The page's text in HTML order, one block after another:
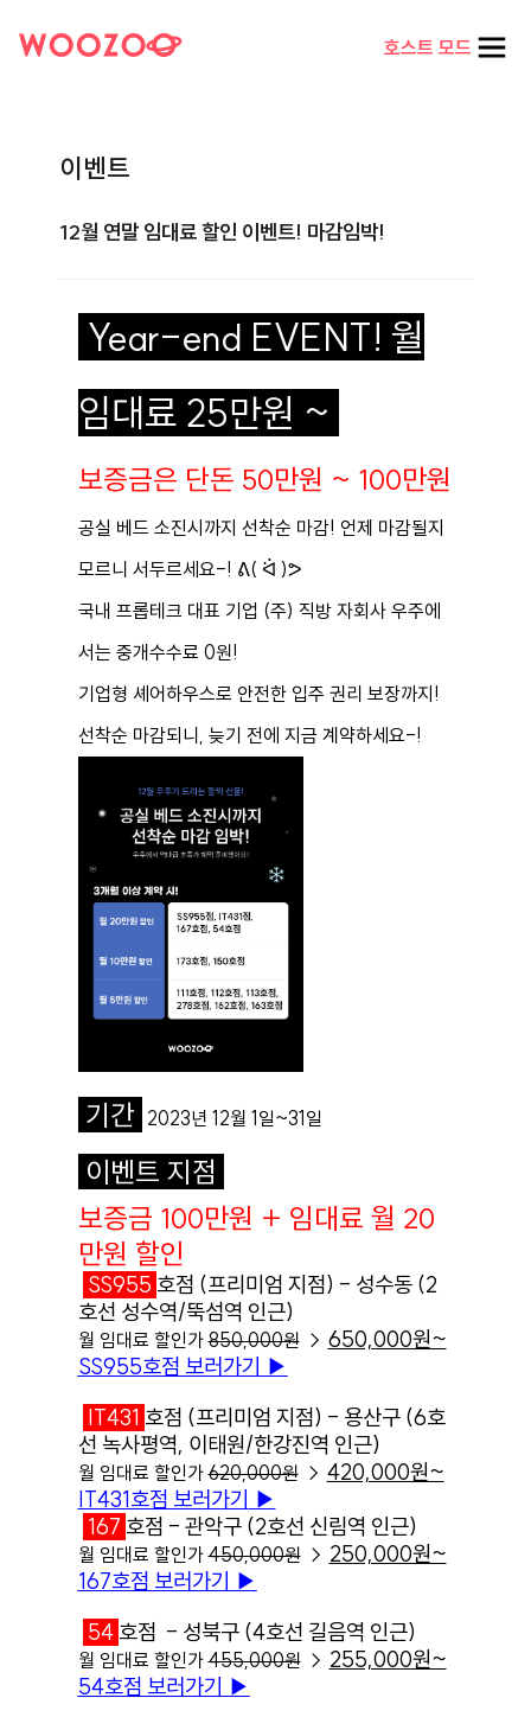
호스트 모드
이벤트
12월 연말 임대료 할인 이벤트! 마감임박!
Year-end EVENT! 월
임대료 25만원 ~
보증금은 단돈 50만원 ~ 100만원
공실 베드 소진시까지 선착순 마감! 언제 마감될지
모르니 서두르세요-! ᕕ( ᐛ )ᕗ
국내 프롭테크 대표 기업 (주) 직방 자회사 우주에
서는 중개수수료 0원!
기업형 셰어하우스로 안전한 입주 권리 보장까지!
선착순 마감되니, 늦기 전에 지금 계약하세요-!
기간 2023년 12월 1일~31일
이벤트 지점
보증금 100만원 + 임대료 월 20
만원 할인
SS955 호점 (프리미엄 지점) - 성수동 (2
호선 성수역/뚝섬역 인근)
월 임대료 할인가850,000원→ 650,000원~
SS955호점 보러가기
▶︎
IT431 호점 (프리미엄 지점) - 용산구 (6호
선 녹사평역, 이태원/한강진역 인근)
월 임대료 할인가620,000원→ 420,000원~
IT431호점 보러가기
▶︎
167 호점 - 관악구 (2호선 신림역 인근)
월 임대료 할인가450,000원→ 250,000원~
167호점 보러가기
▶︎
54 호점 - 성북구 (4호선 길음역 인근)
월 임대료 할인가455,000원→ 255,000원~
54호점 보러가기
▶︎